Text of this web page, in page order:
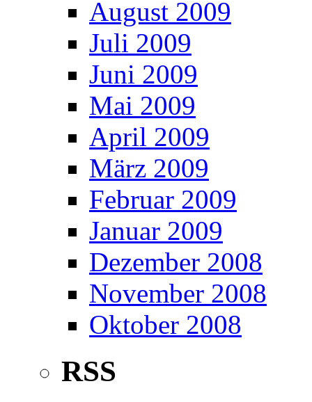
August 2009
Juli 2009
Juni 2009
Mai 2009
April 2009
März 2009
Februar 2009
Januar 2009
Dezember 2008
November 2008
Oktober 2008
RSS